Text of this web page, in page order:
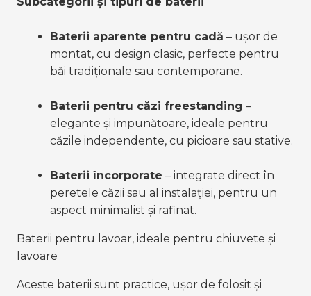
Baterii aparente pentru cadă – ușor de
montat, cu design clasic, perfecte pentru
băi tradiționale sau contemporane.
Baterii pentru căzi freestanding –
elegante și impunătoare, ideale pentru
căzile independente, cu picioare sau stative.
Baterii încorporate – integrate direct în
peretele căzii sau al instalației, pentru un
aspect minimalist și rafinat.
Baterii pentru lavoar, ideale pentru chiuvete și
lavoare
Aceste baterii sunt practice, ușor de folosit și